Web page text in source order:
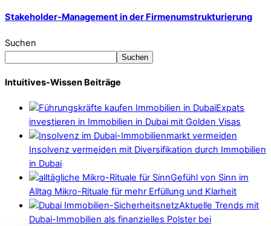
Stakeholder-Management in der Firmenumstrukturierung
Suchen
Suchen
Intuitives-Wissen Beiträge
Expats
investieren in Immobilien in Dubai mit Golden Visas
Insolvenz vermeiden mit Diversifikation durch Immobilien
in Dubai
Gefühl von Sinn im
Alltag Mikro-Rituale für mehr Erfüllung und Klarheit
Aktuelle Trends mit
Dubai-Immobilien als finanzielles Polster bei